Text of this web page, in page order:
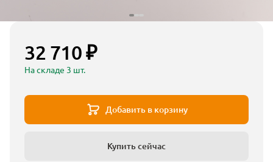
32 710 ₽
На складе 3 шт.
Добавить в корзину
Купить сейчас